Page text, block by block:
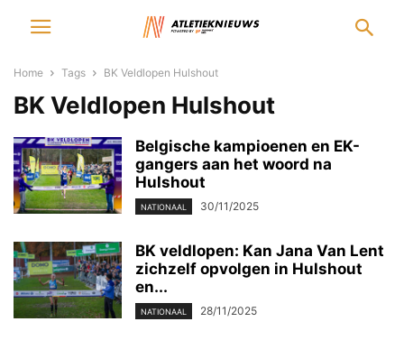
Home Tags BK Veldlopen Hulshout
BK Veldlopen Hulshout
Belgische kampioenen en EK-
gangers aan het woord na
Hulshout
NATIONAAL 30/11/2025
BK veldlopen: Kan Jana Van Lent
zichzelf opvolgen in Hulshout
en...
NATIONAAL 28/11/2025